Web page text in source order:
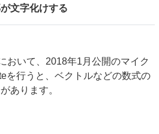
文字化けする
おいて、2018年1月公開のマイク
を行うと、ベクトルなどの数式の
あります。